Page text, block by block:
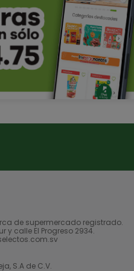
de supermercado registrado.
y calle El Progreso 2934.
S.A de C.V.